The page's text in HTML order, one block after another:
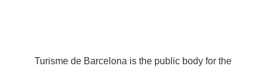
Turisme de Barcelona is the public body for the